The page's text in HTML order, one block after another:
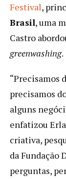
Festival,
Brasil, uma
Castro
greenwashing.
“Precisamos
precisamos
alguns
enfatizou
criativa,
da Fundação
perguntas,